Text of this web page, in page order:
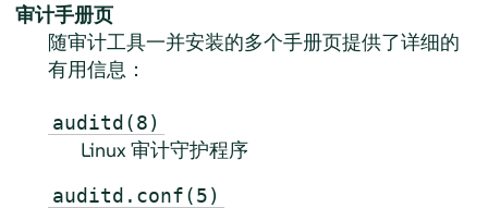
审计手册页
随审计工具一并安装的多个手册页提供了详细的
有用信息：
auditd(8)
Linux 审计守护程序
auditd.conf(5)